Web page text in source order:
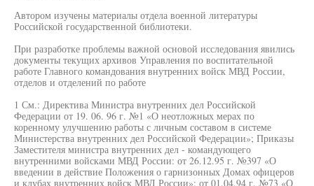
Автором изучены материалы отдела военной литературы
Российской государственной библиотеки.
При разработке проблемы важной основой исследования явились
документы текущих архивов Управления по воспитательной
работе Главного командования внутренних войск МВД России,
отделов и отделений по работе
1 См.: Директива Министра внутренних дел Российской
Федерации от 19. 06. 96 г. №1 «О неотложных мерах по
коренному улучшению работы с личным составом в системе
Министерства внутренних дел Российской Федерации»; Приказы
Заместителя министра внутренних дел - командующего
внутренними войсками МВД России: от 26.12.95 г. №397 «О
введении в действие Положения о гарнизонных Домах офицеров
и клубах внутренних войск МВД России»; от 01.04.94 г. №73 «О